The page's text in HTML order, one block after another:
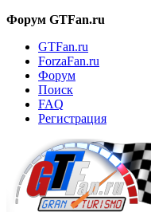
Форум GTFan.ru
GTFan.ru
ForzaFan.ru
Форум
Поиск
FAQ
Регистрация